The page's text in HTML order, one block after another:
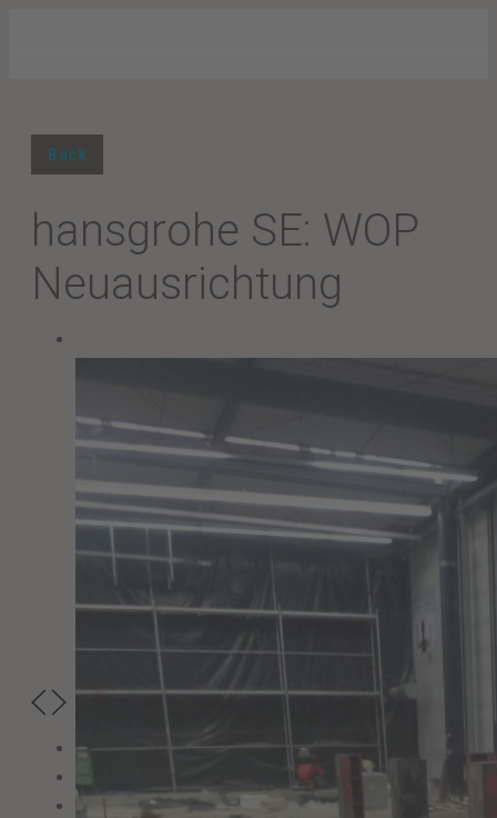
Back
hansgrohe SE: WOP
Neuausrichtung